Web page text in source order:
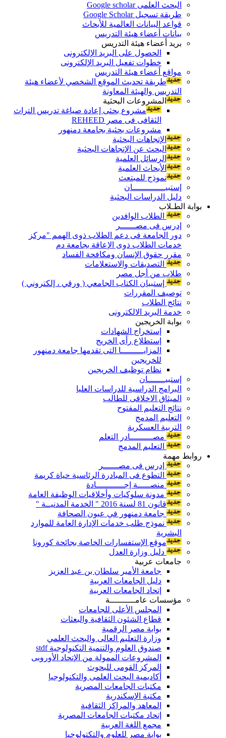
البحث العلمى Google scholar
طريقة تسجيل Google Scholar
قواعد البيانات العالمية للأبحاث
بيانات أعضاء هيئة التدريس
بريد أعضاء هيئة التدريس
الحصول على البريد الإلكترونى
خطوات تفعيل البريد الإلكترونى
مواقع أعضاء هيئة التدريس
طريقة تحديث الموقع الشخصي لأعضاء هيئة
التدريس والهيئة المعاونة
المشروعات البحثية
مشروع بحثى إعادة صياغة تدريس التراث
الثقافى فى مصر REHEED
مشروعات بحثية بجامعة دمنهور
الإتجاهات البحثية
البحث عن الإتجاهات البحثية
الرسائل العلمية
الأبحاث العلمية
نموذج للمبتعث
إستبيـــــــــــــان
دليل الدراسات البحثية
بوابة الطـلاب
الطلاب الوافدين
إدرس فى مصــــــر
دور الجامعة فى دعم الطلاب ذوى الهمم "مركز
خدمات الطلاب ذوى الإعاقة بجامعة دم
مقرر حقوق الإنسان ومكافحة الفساد
التصديقات والاستعلامات
طلاب من أجل مصر
إستبيان الكتاب الجامعي ( ورقي ، إلكتروني )
توصيف المقررات
نتائج الطلاب
خدمة البريد الالكترونى
بوابة الخريجين
إستخراج الشهادات
إستطلاع رأى الخريج
المزايـــــــــا التى تقدمها جامعة دمنهور
للخريجين
نظام توظيف الخريجين
إستبيـــــــان
البرامج الدراسية للدراسات العليا
الميثاق الاخلاقى للطالب
نتائج التعليم المفتوح
التعليم المدمج
التربية العسكرية
مصـــــــــادر التعلم
التعليم المدمج
روابط مهمة
إدرس فى مصــــــر
التطوع فى المبادرة الرئاسية حياة كريمة
منصـــــة إجـــــــــــادة
مدونة سلوكيات وأخلاقيات الوظيفة العامة
قانون 81 لسنة 2016 " الخدمة المدنيــة "
جامعة دمنهور في عيون الصحافة
نموذج طلب خدمات الإدارة العامة للموارد
البشرية
موقع الإستفسارات الخاصة بجائحة كورونا
دليل وزارة العدل
جامعات عربية
جامعة الأمير سلطان بن عبد العزيز
دليل الجامعات العربية
إتحاد الجامعات العربية
مؤسسات عامــــــــــة
المجلس الأعلى للجامعات
قطاع الشئون الثقافية والبعثات
بوابة مصر الرقمية
وزارة التعليم العالى والبحث العلمي
صندوق العلوم والتنمية التكنولوجية stdf
المشروعات الممولة من الإتحاد الأوروبى
المركز القومى للبحوث
أكاديمية البحث العلمى والتكنولوجيا
مكتبات الجامعات المصرية
مكتبة الإسكندرية
المعاهد والمراكز الثقافية
إتحاد مكتبات الجامعات المصرية
مجمع اللغة العربية
بوابة مصر للعلوم والتكتولوجيا